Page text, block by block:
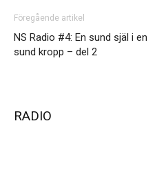
Föregående artikel
NS Radio #4: En sund själ i en
sund kropp – del 2
RADIO